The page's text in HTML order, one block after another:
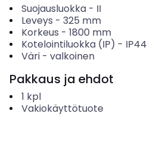
Suojausluokka- II
Leveys - 325 mm
Korkeus - 1800 mm
Kotelointiluokka (IP) - IP44
Väri- valkoinen
Pakkaus ja ehdot
1 kpl
Vakiokäyttötuote